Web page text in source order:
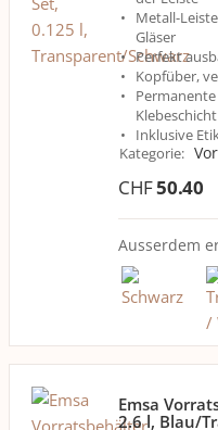
Metall-
Gläser
Perfekt
Kopfüber,
Klebeschicht
Inklusive
Kategorie:
CHF50.40
Ausserdem
Emsa
2.6 l, Blau/